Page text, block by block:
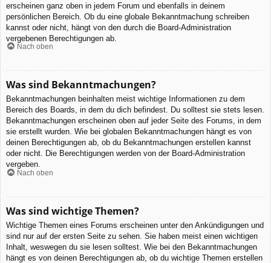
erscheinen ganz oben in jedem Forum und ebenfalls in deinem
persönlichen Bereich. Ob du eine globale Bekanntmachung schreiben
kannst oder nicht, hängt von den durch die Board-Administration
vergebenen Berechtigungen ab.
Nach oben
Was sind Bekanntmachungen?
Bekanntmachungen beinhalten meist wichtige Informationen zu dem
Bereich des Boards, in dem du dich befindest. Du solltest sie stets lesen.
Bekanntmachungen erscheinen oben auf jeder Seite des Forums, in dem
sie erstellt wurden. Wie bei globalen Bekanntmachungen hängt es von
deinen Berechtigungen ab, ob du Bekanntmachungen erstellen kannst
oder nicht. Die Berechtigungen werden von der Board-Administration
vergeben.
Nach oben
Was sind wichtige Themen?
Wichtige Themen eines Forums erscheinen unter den Ankündigungen und
sind nur auf der ersten Seite zu sehen. Sie haben meist einen wichtigen
Inhalt, weswegen du sie lesen solltest. Wie bei den Bekanntmachungen
hängt es von deinen Berechtigungen ab, ob du wichtige Themen erstellen